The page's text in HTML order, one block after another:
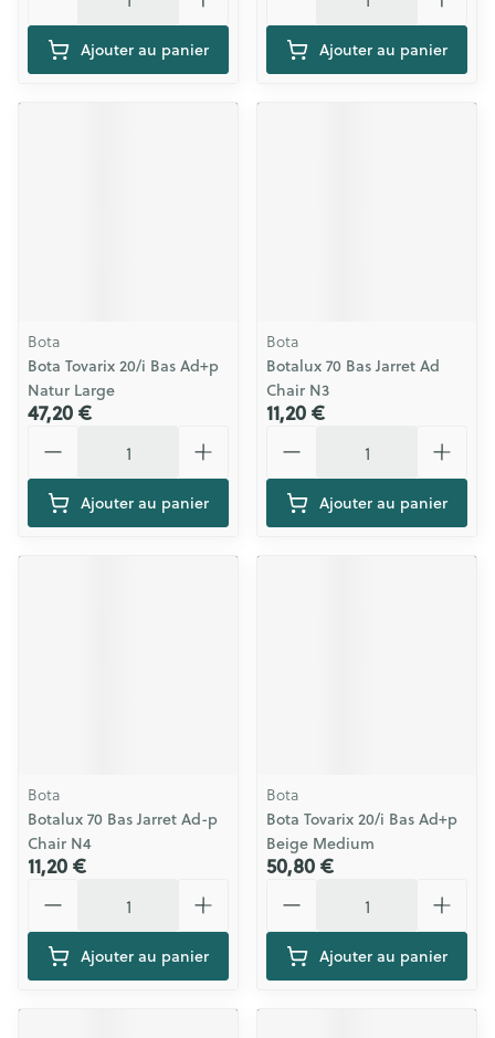
Ajouter au panier Ajouter au panier
Bota
Bota Tovarix 20/i Bas Ad+p
Natur Large
47,20 €
Ajouter au panier
Bota
Botalux 70 Bas Jarret Ad
Chair N3
11,20 €
Ajouter au panier
Bota
Botalux 70 Bas Jarret Ad-p
Chair N4
11,20 €
Ajouter au panier
Bota
Bota Tovarix 20/i Bas Ad+p
Beige Medium
50,80 €
Ajouter au panier